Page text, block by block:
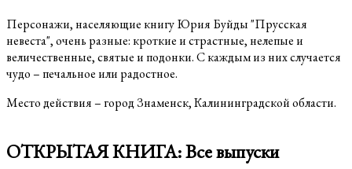
Персонажи, населяющие книгу Юрия Буйды "Прусская
невеста", очень разные: кроткие и страстные, нелепые и
величественные, святые и подонки. С каждым из них случается
чудо – печальное или радостное.
Место действия – город Знаменск, Калининградской области.
ОТКРЫТАЯ КНИГА: Все выпуски